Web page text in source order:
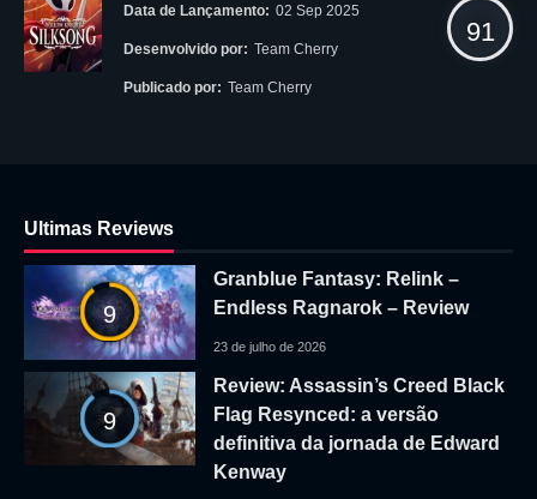
Data de Lançamento: 02 Sep 2025
Desenvolvido por: Team Cherry
Publicado por: Team Cherry
91
Ultimas Reviews
9
Granblue Fantasy: Relink –
Endless Ragnarok – Review
23 de julho de 2026
9
Review: Assassin’s Creed Black
Flag Resynced: a versão
definitiva da jornada de Edward
Kenway